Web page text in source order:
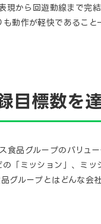
現から回遊動線まで完
も動作が軽快であるこ
目標数を
品グループのバリュ
「ミッション」、ミ
グループとはどんな会